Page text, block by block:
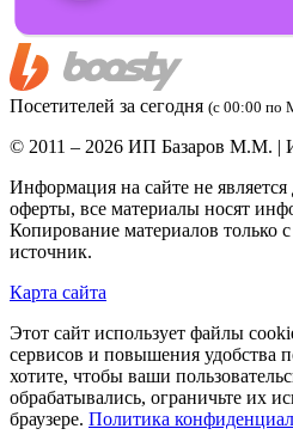
Посетителей за сегодня (c 00:00 по
© 2011 – 2026 ИП Базаров М.М. |
Информация на сайте не
оферты, все материалы носят
Копирование материалов только
источник.
Карта сайта
Этот сайт использует файлы
сервисов и повышения удобства
хотите, чтобы ваши
обрабатывались, ограничьте их
браузере. Политика